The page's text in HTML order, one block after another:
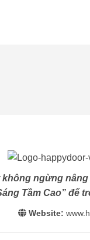
không ngừng
Tầm Cao” để
Website: